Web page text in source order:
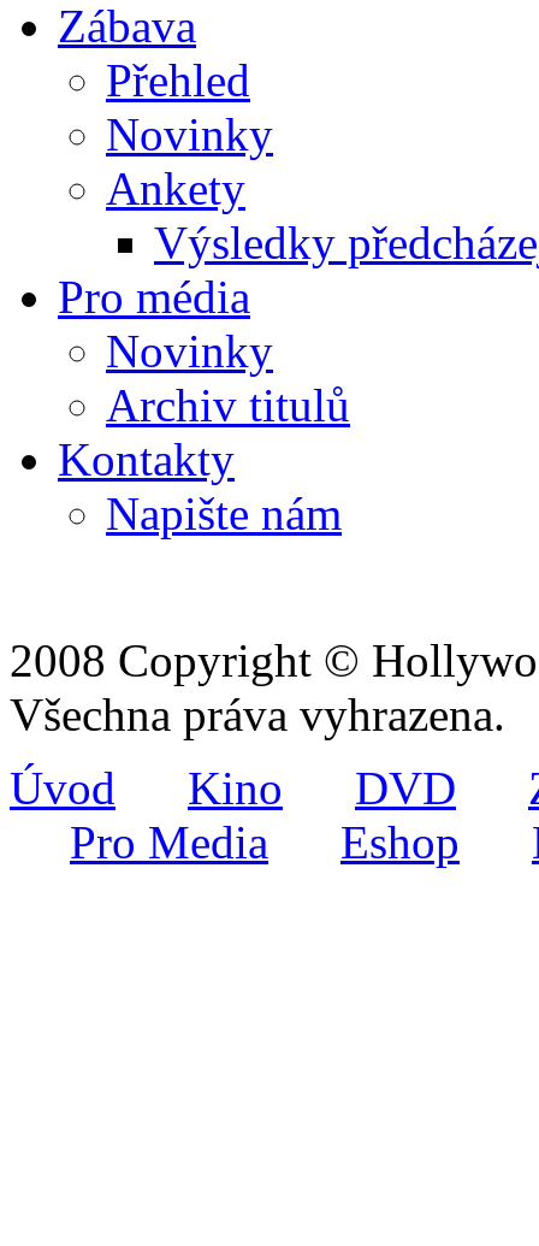
Zábava
Přehled
Novinky
Ankety
Výsledky
Pro média
Novinky
Archiv titulů
Kontakty
Napište nám
2008 Copyright ©
Všechna práva vyhrazena.
Úvod
Kino DVD
Pro Media
Eshop